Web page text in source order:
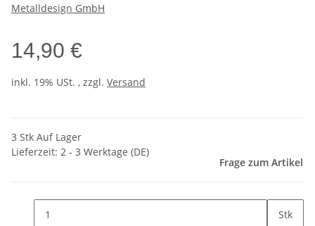
Metalldesign GmbH
14,90 €
inkl. 19% USt. , zzgl. Versand
3 Stk Auf Lager
Lieferzeit: 2 - 3 Werktage (DE)
Frage zum Artikel
Stk